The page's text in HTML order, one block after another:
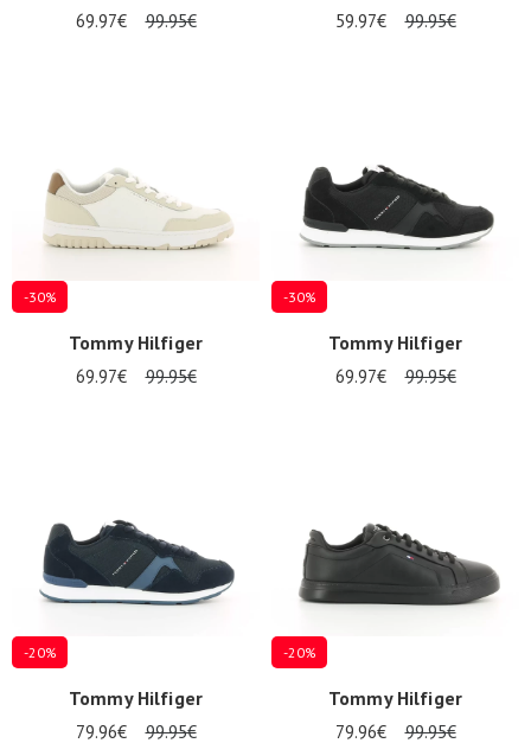
69.97€ 99.95€ 59.97€ 99.95€
-30%
Tommy Hilfiger
69.97€ 99.95€
-30%
Tommy Hilfiger
69.97€ 99.95€
-20%
Tommy Hilfiger
79.96€ 99.95€
-20%
Tommy Hilfiger
79.96€ 99.95€